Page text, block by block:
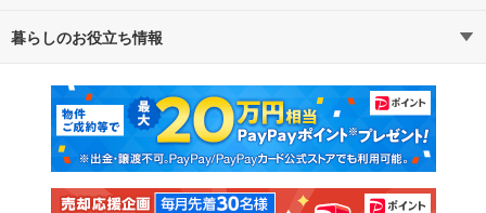
通勤・通学時間から探す
不動産・住宅
新築マンション 中古マンション
新築一戸建て 中古一戸建て
注文住宅 土地
暮らしのお役立ち情報
マンションカタログ 教えて！住まいの先生